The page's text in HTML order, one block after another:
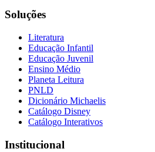
Soluções
Literatura
Educação Infantil
Educação Juvenil
Ensino Médio
Planeta Leitura
PNLD
Dicionário Michaelis
Catálogo Disney
Catálogo Interativos
Institucional